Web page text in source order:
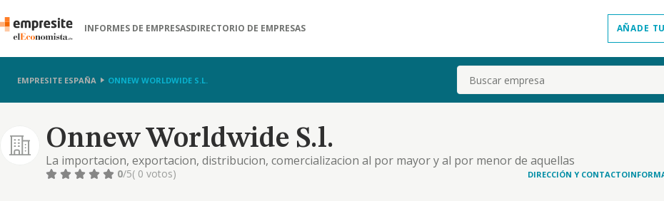
INFORMES DE EMPRESASDIRECTORIO DE EMPRESAS AÑADE
EMPRESITE ESPAÑA ONNEW WORLDWIDE S.L. Buscar
Onnew Worldwide S.l.
La importacion, exportacion, distribucion, comercializacion al por mayor y al por menor de aquellas
actividades que se relaciones con: todo tipo de componentes y aparatos electronicos para uso del
0/5( 0 votos) DIRECCIÓN Y CONTACTO